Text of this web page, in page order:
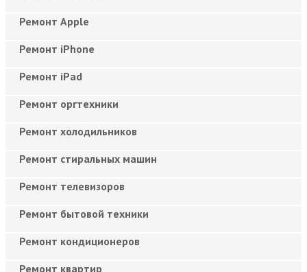
Ремонт Apple
Ремонт iPhone
Ремонт iPad
Ремонт оргтехники
Ремонт холодильников
Ремонт стиральных машин
Ремонт телевизоров
Ремонт бытовой техники
Ремонт кондиционеров
Ремонт квартир